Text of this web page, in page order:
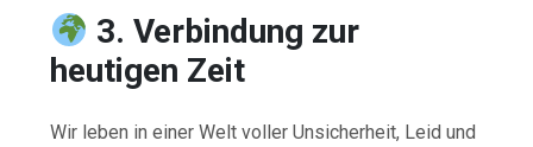
3. Verbindung zur
heutigen Zeit
Wir leben in einer Welt voller Unsicherheit, Leid und